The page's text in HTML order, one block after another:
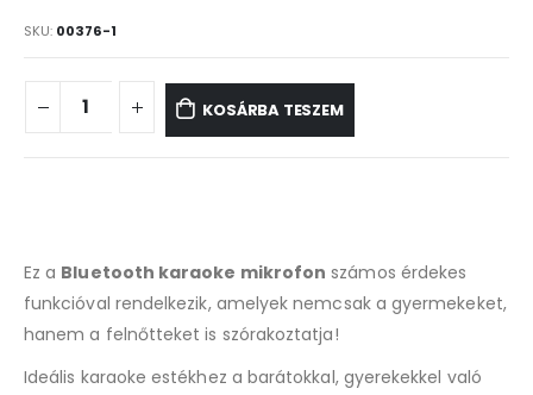
SKU: 00376-1
KOSÁRBA TESZEM
Ez a Bluetooth karaoke mikrofon számos érdekes
funkcióval rendelkezik, amelyek nemcsak a gyermekeket,
hanem a felnőtteket is szórakoztatja!
Ideális karaoke estékhez a barátokkal, gyerekekkel való